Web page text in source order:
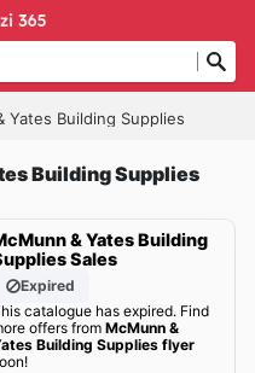
Yates Building Supplies
Building Supplies
& Yates Building
Sales
Expired
catalogue has expired. Find
offers from McMunn &
Building Supplies flyer